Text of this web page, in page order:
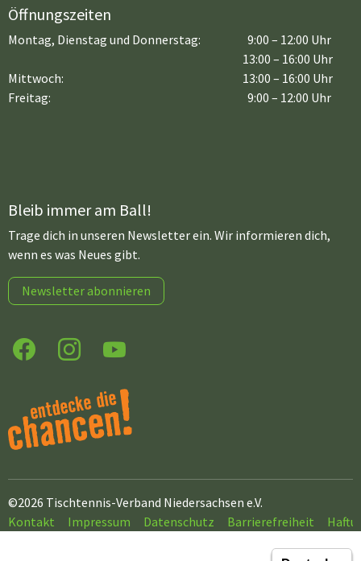
Öffnungszeiten
Montag, Dienstag und Donnerstag:
9:00 – 12:00 Uhr
13:00 – 16:00 Uhr
Mittwoch:
Freitag:
13:00 – 16:00 Uhr
9:00 – 12:00 Uhr
Bleib immer am Ball!
Trage dich in unseren Newsletter ein. Wir informieren dich,
wenn es was Neues gibt.
Newsletter abonnieren
©2026 Tischtennis-Verband Niedersachsen e.V.
Kontakt
Impressum Datenschutz Barrierefreiheit